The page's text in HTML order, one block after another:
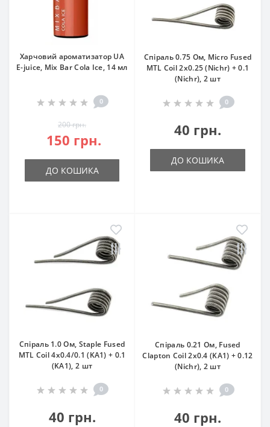
Харчовий ароматизатор UA
E-juice, Mix Bar Cola Ice, 14 мл
0
200 грн.
150 грн.
ДО КОШИКА
Спіраль 0.75 Oм, Micro Fused
MTL Coil 2х0.25 (Nichr) + 0.1
(Nichr), 2 шт
0
40 грн.
ДО КОШИКА
Спіраль 1.0 Oм, Staple Fused
MTL Coil 4х0.4/0.1 (KА1) + 0.1
(KА1), 2 шт
0
40 грн.
Спіраль 0.21 Oм, Fused
Clapton Coil 2х0.4 (KА1) + 0.12
(Nichr), 2 шт
0
40 грн.